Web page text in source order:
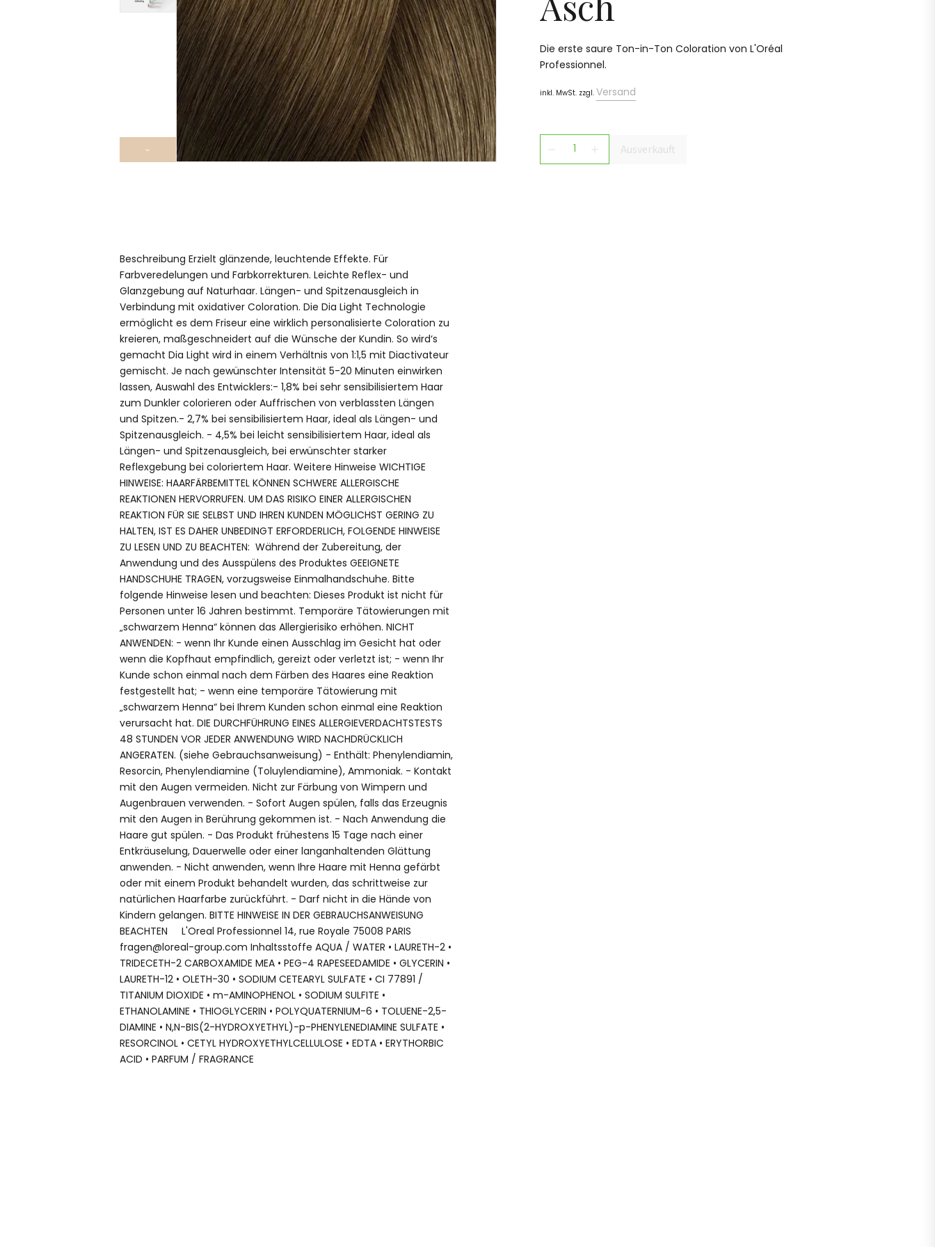
›
Beschreibung Erzielt glänzende, leuchtende Effekte. Für
Farbveredelungen und Farbkorrekturen. Leichte Reflex- und
Glanzgebung auf Naturhaar. Längen- und Spitzenausgleich in
Verbindung mit oxidativer Coloration. Die Dia Light Technologie
ermöglicht es dem Friseur eine wirklich personalisierte Coloration zu
kreieren, maßgeschneidert auf die Wünsche der Kundin. So wird‘s
gemacht Dia Light wird in einem Verhältnis von 1:1,5 mit Diactivateur
gemischt. Je nach gewünschter Intensität 5-20 Minuten einwirken
lassen, Auswahl des Entwicklers:- 1,8% bei sehr sensibilisiertem Haar
zum Dunkler colorieren oder Auffrischen von verblassten Längen
und Spitzen.- 2,7% bei sensibilisiertem Haar, ideal als Längen- und
Spitzenausgleich. - 4,5% bei leicht sensibilisiertem Haar, ideal als
Längen- und Spitzenausgleich, bei erwünschter starker
Reflexgebung bei coloriertem Haar. Weitere Hinweise WICHTIGE
HINWEISE: HAARFÄRBEMITTEL KÖNNEN SCHWERE ALLERGISCHE
REAKTIONEN HERVORRUFEN. UM DAS RISIKO EINER ALLERGISCHEN
REAKTION FÜR SIE SELBST UND IHREN KUNDEN MÖGLICHST GERING ZU
HALTEN, IST ES DAHER UNBEDINGT ERFORDERLICH, FOLGENDE HINWEISE
ZU LESEN UND ZU BEACHTEN: Während der Zubereitung, der
Anwendung und des Ausspülens des Produktes GEEIGNETE
HANDSCHUHE TRAGEN, vorzugsweise Einmalhandschuhe. Bitte
folgende Hinweise lesen und beachten: Dieses Produkt ist nicht für
Personen unter 16 Jahren bestimmt. Temporäre Tätowierungen mit
„schwarzem Henna“ können das Allergierisiko erhöhen. NICHT
ANWENDEN: - wenn Ihr Kunde einen Ausschlag im Gesicht hat oder
wenn die Kopfhaut empfindlich, gereizt oder verletzt ist; - wenn Ihr
Kunde schon einmal nach dem Färben des Haares eine Reaktion
festgestellt hat; - wenn eine temporäre Tätowierung mit
„schwarzem Henna“ bei Ihrem Kunden schon einmal eine Reaktion
verursacht hat. DIE DURCHFÜHRUNG EINES ALLERGIEVERDACHTSTESTS
48 STUNDEN VOR JEDER ANWENDUNG WIRD NACHDRÜCKLICH
ANGERATEN. (siehe Gebrauchsanweisung) - Enthält: Phenylendiamin,
Resorcin, Phenylendiamine (Toluylendiamine), Ammoniak. - Kontakt
mit den Augen vermeiden. Nicht zur Färbung von Wimpern und
Augenbrauen verwenden. - Sofort Augen spülen, falls das Erzeugnis
mit den Augen in Berührung gekommen ist. - Nach Anwendung die
Haare gut spülen. - Das Produkt frühestens 15 Tage nach einer
Entkräuselung, Dauerwelle oder einer langanhaltenden Glättung
anwenden. - Nicht anwenden, wenn Ihre Haare mit Henna gefärbt
oder mit einem Produkt behandelt wurden, das schrittweise zur
natürlichen Haarfarbe zurückführt. - Darf nicht in die Hände von
Kindern gelangen. BITTE HINWEISE IN DER GEBRAUCHSANWEISUNG
BEACHTEN L'Oreal Professionnel 14, rue Royale 75008 PARIS
fragen@loreal-group.com Inhaltsstoffe AQUA / WATER • LAURETH-2 •
TRIDECETH-2 CARBOXAMIDE MEA • PEG-4 RAPESEEDAMIDE • GLYCERIN •
LAURETH-12 • OLETH-30 • SODIUM CETEARYL SULFATE • CI 77891 /
TITANIUM DIOXIDE • m-AMINOPHENOL • SODIUM SULFITE •
ETHANOLAMINE • THIOGLYCERIN • POLYQUATERNIUM-6 • TOLUENE-2,5-
DIAMINE • N,N-BIS(2-HYDROXYETHYL)-p-PHENYLENEDIAMINE SULFATE •
RESORCINOL • CETYL HYDROXYETHYLCELLULOSE • EDTA • ERYTHORBIC
ACID • PARFUM / FRAGRANCE
Die erste saure Ton-in-Ton Coloration von L'Oréal
Professionnel.
inkl. MwSt. zzgl. Versand
Ausverkauft